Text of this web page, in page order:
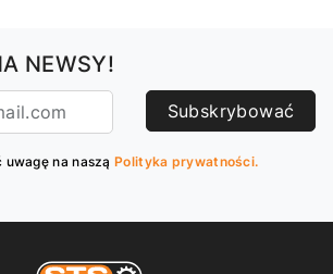
NEWSY!
Subskrybować
na naszą Polityka prywatności.